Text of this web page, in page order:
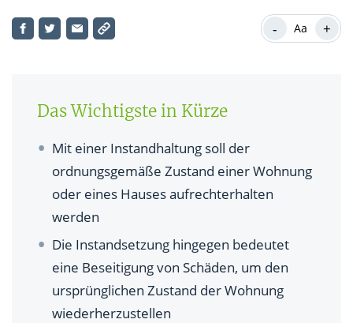
Instandsetzung?
Müssen Vermieter geplante Erhaltungsmaßnahmen
Ist eine Verjährung der Instandsetzungspflicht
möglich?
Muss der Mieter die Kosten für Kleinreparaturen
tragen?
Existiert eine Pflicht zu Instandhaltung auch
außerhalb der Wohnung?
- Aa +
Das Wichtigste in Kürze
Mit einer Instandhaltung soll der
ordnungsgemäße Zustand einer Wohnung
oder eines Hauses aufrechterhalten
werden
Die Instandsetzung hingegen bedeutet
eine Beseitigung von Schäden, um den
ursprünglichen Zustand der Wohnung
wiederherzustellen